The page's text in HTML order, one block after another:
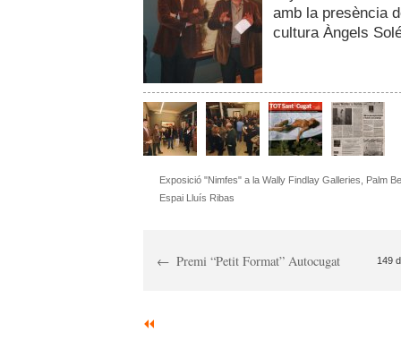
amb la presència
cultura Àngels
Exposició "Nimfes" a la Wally Findlay Galleries, Palm
Espai Lluís Ribas
Premi “Petit Format” Autocugat 149